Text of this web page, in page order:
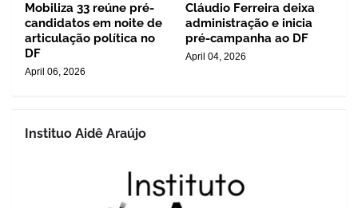
Mobiliza 33 reúne pré-
candidatos em noite de
articulação política no
DF
April 06, 2026
Cláudio Ferreira deixa
administração e inicia
pré-campanha ao DF
April 04, 2026
Instituo Aidê Araújo